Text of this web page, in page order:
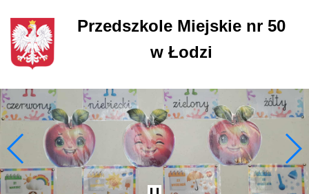
Przedszkole Miejskie nr 50
w Łodzi